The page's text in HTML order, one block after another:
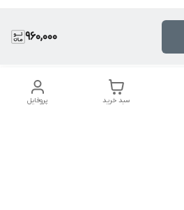
960,000
پروفایل سبد خرید